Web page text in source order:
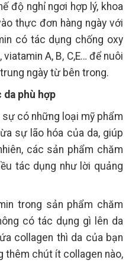
độ nghỉ ngơi hợp lý, khoa
thực đơn hàng ngày với
có tác dụng chống oxy
A, B, C,E… để nuôi
ngày từ bên trong.
da phù hợp
có những loại mỹ phẩm
sự lão hóa của da, giúp
các sản phẩm chăm
tác dụng như lời quảng
trong sản phẩm chăm
có tác dụng gì lên da
collagen thì da của bạn
thêm chút ít collagen nào,